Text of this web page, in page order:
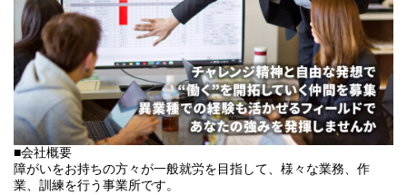
Q,親子で参加する場合、実子分の体験料金は無料になるのでしょ
うか？
A,現在のスタッフは実子分は体験料金を福利厚生のような形で、
会社負担としているため無料で実子は参加していただいてます。
そのおかげで参加料金を気にせず気軽に企画する事が出来まし
た、というお声をいただいております。
・パラグライダー
・滝行
・ドラム缶風呂 etc...
こどもに体験させてみたかった事を実現するきっかけにもぜひ活
直営店事業所、加盟店事業所のSV業務/就労施設でのサービス管理
責任者の業務
・個別支援計画の作成一式。（弊社システムを使用して作成して
いきます。）
・利用者さん、ご両親、外部関係機関との連絡調整。
・相談員、事業所支援員との会議、連絡等。
・その他、付随する業務
弊社グループのサービス管理責任者の業務内容は他社さんと比べ
て働き安い環境を整え業務負荷を減らす工夫をしております。
・支援費請求は行いません。代理請求を導入していますので利用
■会社概要
障がいをお持ちの方々が一般就労を目指して、様々な業務、作
業、訓練を行う事業所です。